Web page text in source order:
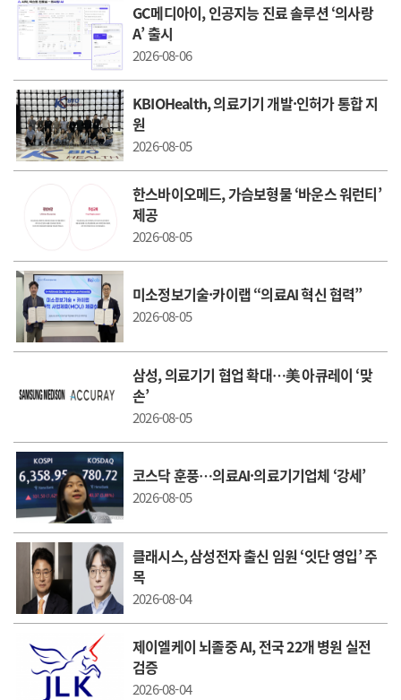
GC메디아이, 인공지능 진료 솔루션 ‘의사랑
A’ 출시
2026-08-06
KBIOHealth, 의료기기 개발·인허가 통합 지
원
2026-08-05
한스바이오메드, 가슴보형물 ‘바운스 워런티’
제공
2026-08-05
미소정보기술·카이랩 “의료AI 혁신 협력”
2026-08-05
삼성, 의료기기 협업 확대…美 아큐레이 ‘맞
손’
2026-08-05
코스닥 훈풍…의료AI·의료기기업체 ‘강세’
2026-08-05
클래시스, 삼성전자 출신 임원 ‘잇단 영입’ 주
목
2026-08-04
제이엘케이 뇌졸중 AI, 전국 22개 병원 실전
검증
2026-08-04